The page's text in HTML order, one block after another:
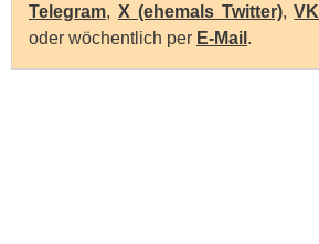
Telegram, X (ehemals Twitter),VK
oder wöchentlich per E-Mail .